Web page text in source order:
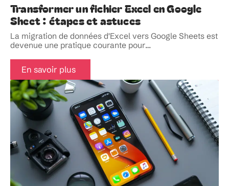
Transformer un fichier Excel en Google
Sheet : étapes et astuces
La migration de données d'Excel vers Google Sheets est
devenue une pratique courante pour…
En savoir plus